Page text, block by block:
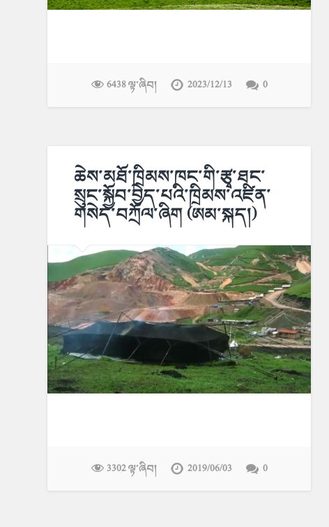
6438 ལྟ་ཞིབ། 2023/12/13 0
ཆེས་མཐོ་ཁྲིམས་ཁང་གི་རྩྭ་ཐང་
སྲུང་སྐྱོབ་བྱེད་པའི་ཁྲིམས་འཛིན་
གསེད་བཀྲོལ་ཞིག (ཨམ་སྐད།)
3302 ལྟ་ཞིབ། 2019/06/03 0